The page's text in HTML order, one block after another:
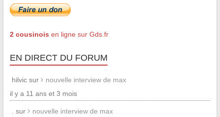
2 cousinois en ligne sur Gds.fr
EN DIRECT DU FORUM
hilvic sur
nouvelle interview de max
il y a 11 ans et 3 mois
. sur
nouvelle interview de max